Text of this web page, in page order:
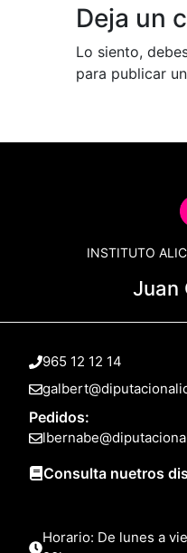
Deja un
Lo siento,
para publicar
INSTITUTO
Juan
965 12 12 14
Pedidos:
Consulta nuetros
Horario: De lunes a